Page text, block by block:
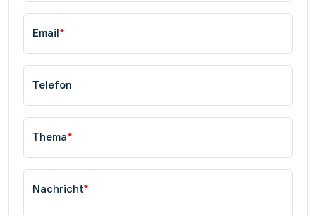
Email*
Telefon
Thema*
Nachricht*